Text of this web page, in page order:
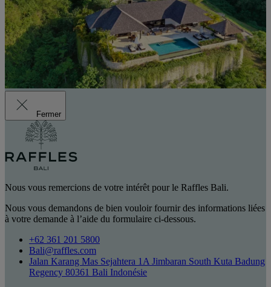
Fermer
Nous vous remercions de votre intérêt pour le Raffles Bali.
Nous vous demandons de bien vouloir fournir des informations liées
à votre demande à l’aide du formulaire ci-dessous.
+62 361 201 5800
Bali@raffles.com
Jalan Karang Mas Sejahtera 1A Jimbaran South Kuta Badung
Regency 80361 Bali Indonésie